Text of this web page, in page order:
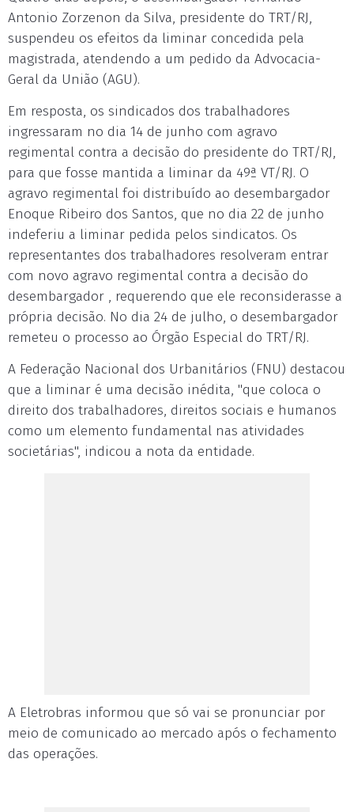
Antonio Zorzenon da Silva, presidente do TRT/RJ,
suspendeu os efeitos da liminar concedida pela
magistrada, atendendo a um pedido da Advocacia-
Geral da União (AGU).
Em resposta, os sindicados dos trabalhadores
ingressaram no dia 14 de junho com agravo
regimental contra a decisão do presidente do TRT/RJ,
para que fosse mantida a liminar da 49ª VT/RJ. O
agravo regimental foi distribuído ao desembargador
Enoque Ribeiro dos Santos, que no dia 22 de junho
indeferiu a liminar pedida pelos sindicatos. Os
representantes dos trabalhadores resolveram entrar
com novo agravo regimental contra a decisão do
desembargador , requerendo que ele reconsiderasse a
própria decisão. No dia 24 de julho, o desembargador
remeteu o processo ao Órgão Especial do TRT/RJ.
A Federação Nacional dos Urbanitários (FNU) destacou
que a liminar é uma decisão inédita, "que coloca o
direito dos trabalhadores, direitos sociais e humanos
como um elemento fundamental nas atividades
societárias", indicou a nota da entidade.
A Eletrobras informou que só vai se pronunciar por
meio de comunicado ao mercado após o fechamento
das operações.